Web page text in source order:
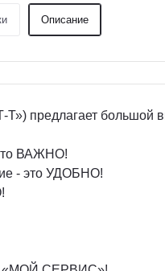
Описание
большой
ВАЖНО!
- это УДОБНО!